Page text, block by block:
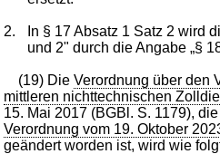
2.
In § 17 Absatz 1 Satz 2 wird
und 2" durch die Angabe „§
(19) DieVerordnung über den
mittleren nichttechnischen
15. Mai 2017 (BGBl. S. 1179),
Verordnung vom 19. Oktober
geändert worden ist, wird wie